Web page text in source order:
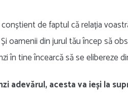
de faptul că relația
oamenii din jurul tău încep să
în tine încearcă să se elibereze
adevărul, acesta va ieși la